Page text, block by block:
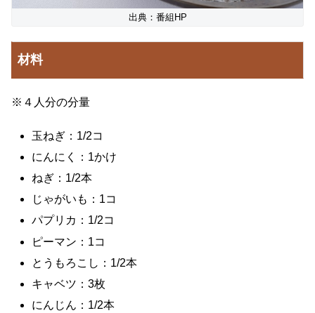
出典：番組HP
材料
※４人分の分量
玉ねぎ：1/2コ
にんにく：1かけ
ねぎ：1/2本
じゃがいも：1コ
パプリカ：1/2コ
ピーマン：1コ
とうもろこし：1/2本
キャベツ：3枚
にんじん：1/2本